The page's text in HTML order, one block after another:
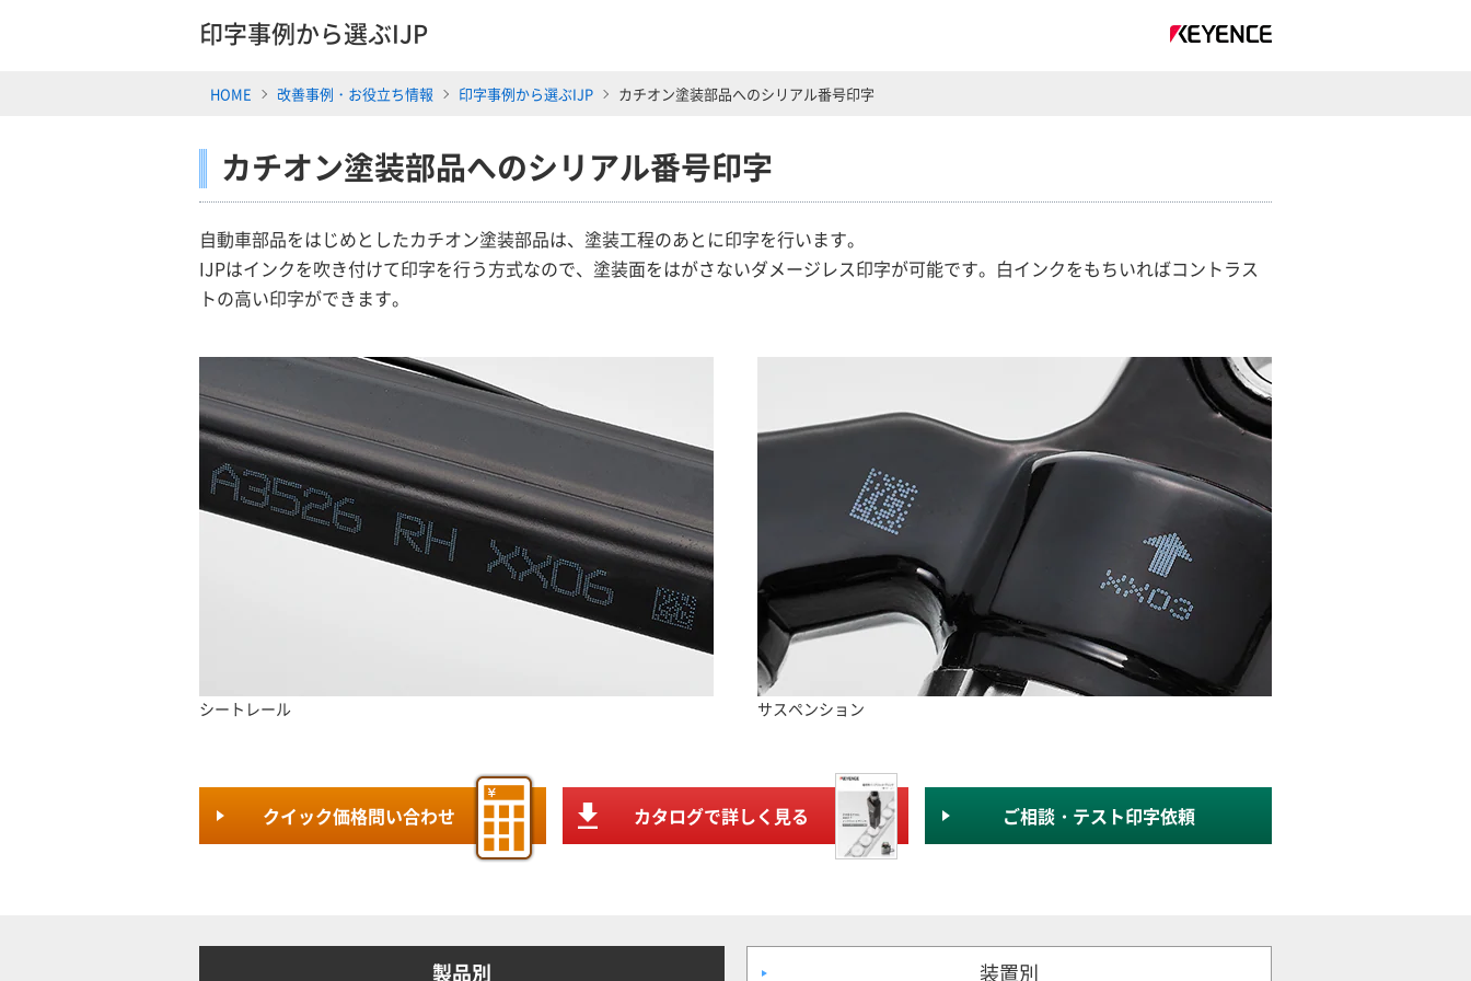
印字事例から選ぶIJP
HOME 改善事例・お役立ち情報 印字事例から選ぶIJP カチオン塗装部品へのシリアル番号印字
カチオン塗装部品へのシリアル番号印字
自動車部品をはじめとしたカチオン塗装部品は、塗装工程のあとに印字を行います。
IJPはインクを吹き付けて印字を行う方式なので、塗装面をはがさないダメージレス印字が可能です。白インクをもちいればコントラス
トの高い印字ができます。
シートレール サスペンション
クイック価格問い合わせ カタログで詳しく見る ご相談・テスト印字依頼
製品別 装置別